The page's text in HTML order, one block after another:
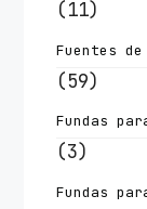
(11)
Fuentes
(59)
Fundas
(3)
Fundas